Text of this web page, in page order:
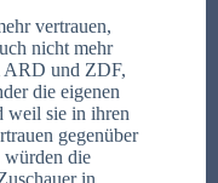
vertrauen,
nicht mehr
ARD und ZDF,
die eigenen
weil sie in ihren
gegenüber
würden die
in